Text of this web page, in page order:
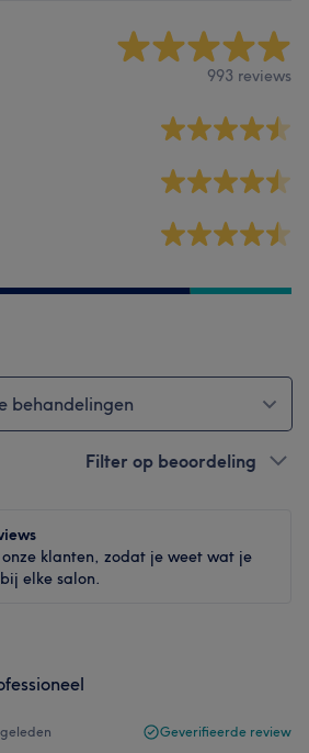
993 reviews
behandelingen
Filter op beoordeling
onze klanten, zodat je weet wat je
elke salon.
Geverifieerde review